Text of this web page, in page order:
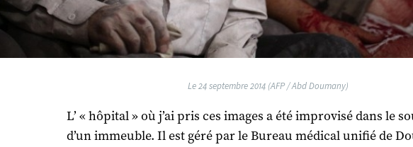
Le 24 septembre 2014 (AFP / Abd Doumany)
L’ « hôpital » où j’ai pris ces images a été improvisé dans le
d’un immeuble. Il est géré par le Bureau médical unifié de